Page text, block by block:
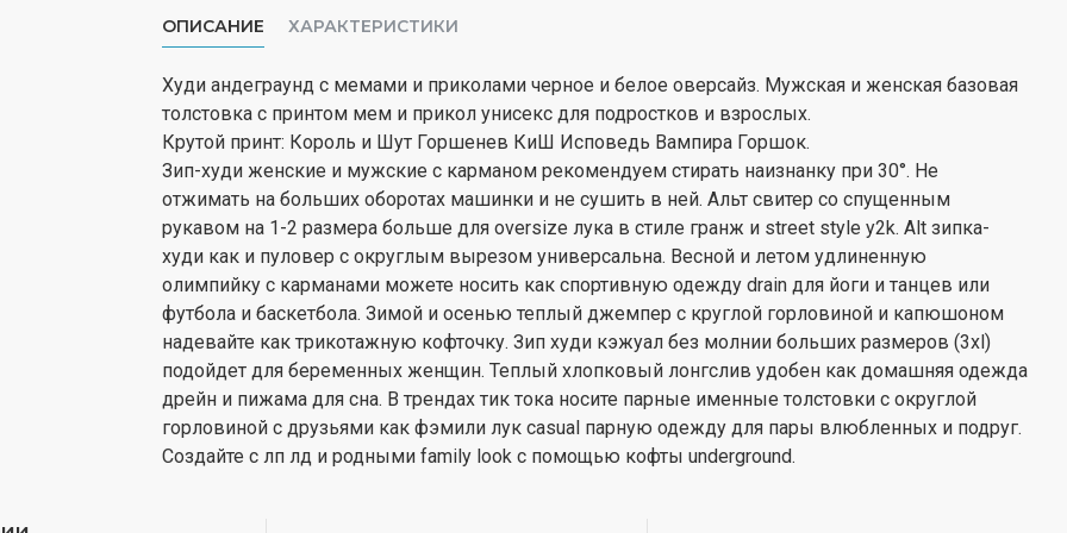
ОПИСАНИЕ ХАРАКТЕРИСТИКИ
Худи андеграунд с мемами и приколами черное и белое оверсайз. Мужская и женская базовая
толстовка с принтом мем и прикол унисекс для подростков и взрослых.
Крутой принт: Король и Шут Горшенев КиШ Исповедь Вампира Горшок.
Зип-худи женские и мужские с карманом рекомендуем стирать наизнанку при 30°. Не
отжимать на больших оборотах машинки и не сушить в ней. Альт свитер со спущенным
рукавом на 1-2 размера больше для oversize лука в стиле гранж и street style y2k. Alt зипка-
худи как и пуловер с округлым вырезом универсальна. Весной и летом удлиненную
олимпийку с карманами можете носить как спортивную одежду drain для йоги и танцев или
футбола и баскетбола. Зимой и осенью теплый джемпер с круглой горловиной и капюшоном
надевайте как трикотажную кофточку. Зип худи кэжуал без молнии больших размеров (3xl)
подойдет для беременных женщин. Теплый хлопковый лонгслив удобен как домашняя одежда
дрейн и пижама для сна. В трендах тик тока носите парные именные толстовки с округлой
горловиной с друзьями как фэмили лук casual парную одежду для пары влюбленных и подруг.
Создайте с лп лд и родными family look с помощью кофты underground.